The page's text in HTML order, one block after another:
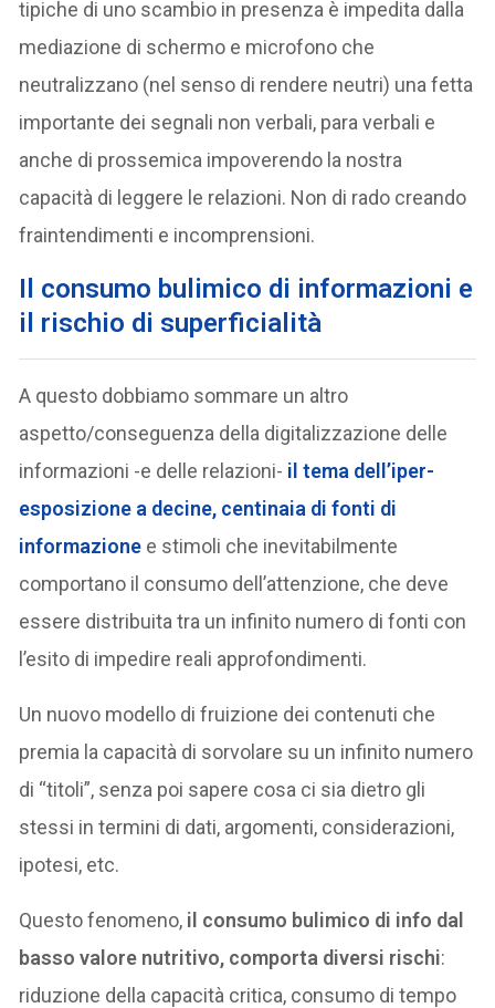
tipiche di uno scambio in presenza è impedita dalla
mediazione di schermo e microfono che
neutralizzano (nel senso di rendere neutri) una fetta
importante dei segnali non verbali, para verbali e
anche di prossemica impoverendo la nostra
capacità di leggere le relazioni. Non di rado creando
fraintendimenti e incomprensioni.
I l consumo bulimico di informazioni e
il rischio di superficialità
A questo dobbiamo sommare un altro
aspetto/conseguenza della digitalizzazione delle
informazioni -e delle relazioni- il tema dell’iper-
esposizione a decine, centinaia di fonti di
informazione e stimoli che inevitabilmente
comportano il consumo dell’attenzione, che deve
essere distribuita tra un infinito numero di fonti con
l’esito di impedire reali approfondimenti.
Un nuovo modello di fruizione dei contenuti che
premia la capacità di sorvolare su un infinito numero
di “titoli”, senza poi sapere cosa ci sia dietro gli
stessi in termini di dati, argomenti, considerazioni,
ipotesi, etc.
Questo fenomeno, il consumo bulimico di info dal
basso valore nutritivo, comporta diversi rischi:
riduzione della capacità critica, consumo di tempo